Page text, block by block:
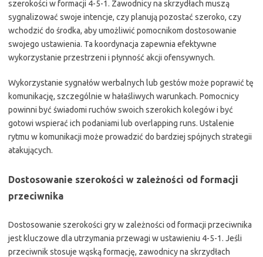
szerokości w formacji 4-5-1. Zawodnicy na skrzydłach muszą
sygnalizować swoje intencje, czy planują pozostać szeroko, czy
wchodzić do środka, aby umożliwić pomocnikom dostosowanie
swojego ustawienia. Ta koordynacja zapewnia efektywne
wykorzystanie przestrzeni i płynność akcji ofensywnych.
Wykorzystanie sygnałów werbalnych lub gestów może poprawić tę
komunikację, szczególnie w hałaśliwych warunkach. Pomocnicy
powinni być świadomi ruchów swoich szerokich kolegów i być
gotowi wspierać ich podaniami lub overlapping runs. Ustalenie
rytmu w komunikacji może prowadzić do bardziej spójnych strategii
atakujących.
Dostosowanie szerokości w zależności od formacji
przeciwnika
Dostosowanie szerokości gry w zależności od formacji przeciwnika
jest kluczowe dla utrzymania przewagi w ustawieniu 4-5-1. Jeśli
przeciwnik stosuje wąską formację, zawodnicy na skrzydłach